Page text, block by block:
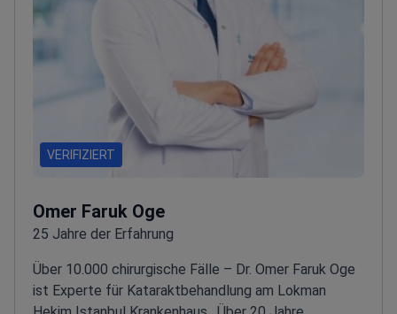
VERIFIZIERT
Omer Faruk Oge
25 Jahre der Erfahrung
Über 10.000 chirurgische Fälle – Dr. Omer Faruk Oge
ist Experte für Kataraktbehandlung am Lokman